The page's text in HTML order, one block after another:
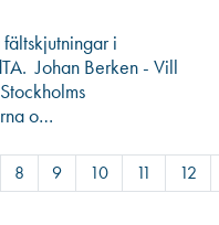
i
Johan Berken - Vill
o…
8 9 10 11 12